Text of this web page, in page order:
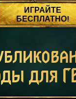
ИГРАЙТЕ
БЕСПЛАТНО!
для